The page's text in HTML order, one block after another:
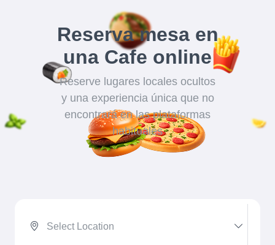
Reserva mesa en
una Cafe online
Reserve lugares locales ocultos
y una experiencia única que no
encontrará en las plataformas
habituales
Select Location